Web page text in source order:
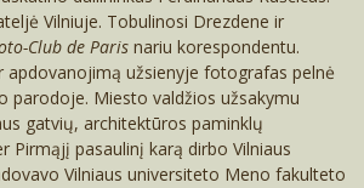
Vilniuje. Tobulinosi Drezdene ir
Club de Paris nariu korespondentu.
apdovanojimą užsienyje fotografas pelnė
parodoje. Miesto valdžios užsakymu
gatvių, architektūros paminklų
Pirmąjį pasaulinį karą dirbo Vilniaus
Vilniaus uni­versiteto Meno fakulteto